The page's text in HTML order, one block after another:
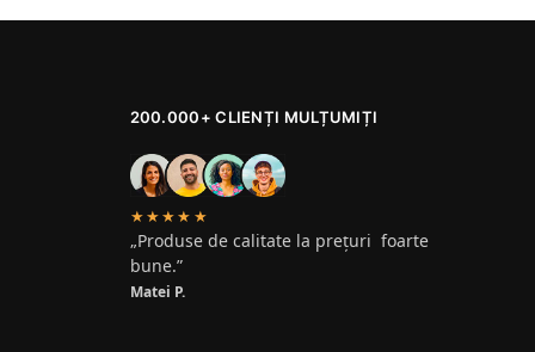
200.000+ CLIENȚI MULȚUMIȚI
★★★★★
„Produse de calitate la prețuri foarte
bune.”
Matei P.